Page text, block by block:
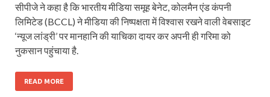
सीपीजे ने कहा है कि भारतीय मीडिया समूह बेनेट, कोलमैन एंड कंपनी
लिमिटेड (BCCL) ने मीडिया की निष्पक्षता में विश्वास रखने वाली वेबसाइट
‘न्यूज लांड्री’ पर मानहानि की याचिका दायर कर अपनी ही गरिमा को
नुकसान पहुंचाया है.
READ MORE